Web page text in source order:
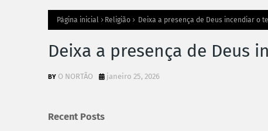
Página inicial Religião Deixa a presença de Deus incendiar o
Deixa a presença de Deus
O NORTÃO janeiro 25, 2026
Recent Posts